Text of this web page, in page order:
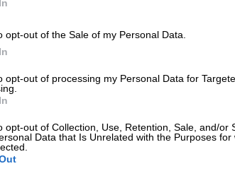
opt-out of the Sale of my Personal Data.
opt-out of processing my Personal Data for
opt-out of Collection, Use, Retention, Sale, and/or
Data that Is Unrelated with the Purposes for
Ελλάδα|17.05.2026 11:24
το τρακτέρ του